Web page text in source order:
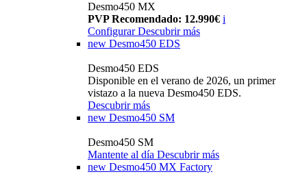
Desmo450 MX
PVP Recomendado: 12.990€ i
Configurar Descubrir más
new Desmo450 EDS
Desmo450 EDS
Disponible en el verano de 2026, un primer
vistazo a la nueva Desmo450 EDS.
Descubrir más
new Desmo450 SM
Desmo450 SM
Mantente al día Descubrir más
new Desmo450 MX Factory